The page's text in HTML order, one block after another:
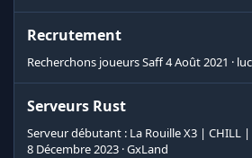
Recrutement
Recherchons joueurs Saff4 Août 2021
Serveurs Rust
Serveur débutant : La Rouille X3 | CHILL
8 Décembre 2023 GxLand